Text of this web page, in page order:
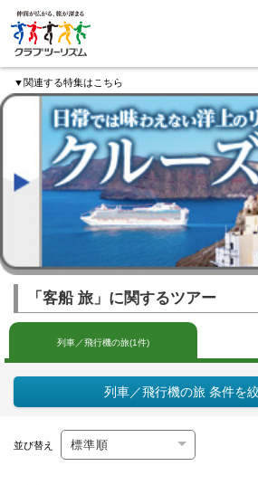
▼関連する特集はこちら
「客船 旅」に関するツアー
列車／飛行機の旅(1件)
列車／飛行機の旅 条件を
並び替え